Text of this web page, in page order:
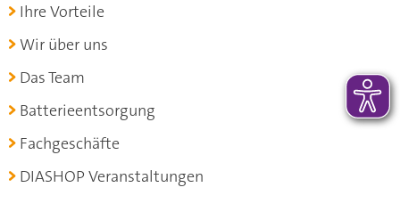
Ihre Vorteile
Wir über uns
Das Team
Batterieentsorgung
Fachgeschäfte
DIASHOP Veranstaltungen